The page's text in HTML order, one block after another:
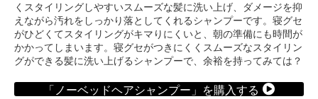
くスタイリングしやすいスムーズな髪に洗い上げ、ダメージを抑
えながら汚れをしっかり落としてくれるシャンプーです。寝グセ
がひどくてスタイリングがキマりにくいと、朝の準備にも時間が
かかってしまいます。寝グセがつきにくくスムーズなスタイリン
グができる髪に洗い上げるシャンプーで、余裕を持ってみては？
「ノーベッドヘアシャンプー」を購入する